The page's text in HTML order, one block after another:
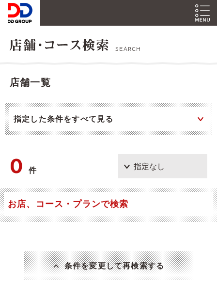
SEARCH
店舗一覧
指定した条件をすべて見る
0件
お店、コース・プランで検索
条件を変更して再検索する